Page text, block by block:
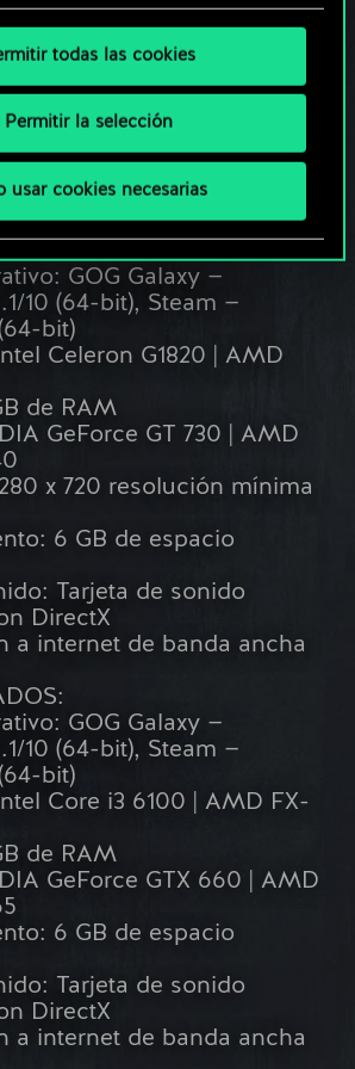
todas las cookies
Permitir la selección
usar cookies necesarias
TÉCNICOS Y
requisitos del sistema para
GOG Galaxy —
10 (64-bit), Steam —
bit)
Celeron G1820 | AMD
de RAM
GeForce GT 730 | AMD
x 720 resolución mínima
6 GB de espacio
Tarjeta de sonido
DirectX
a internet de banda ancha
GOG Galaxy —
10 (64-bit), Steam —
bit)
Core i3 6100 | AMD FX-
de RAM
GeForce GTX 660 | AMD
6 GB de espacio
Tarjeta de sonido
DirectX
a internet de banda ancha